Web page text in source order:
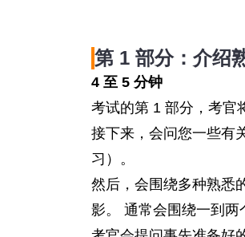
第 1 部分：介绍
4 至 5 分钟
考试的第 1 部分，考官
接下来，会问您一些有
习）。
然后，会围绕多种熟悉
影。 通常会围绕一到两